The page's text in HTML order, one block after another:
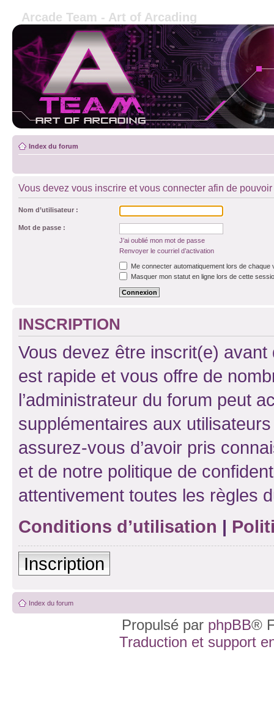
Arcade Team - Art of Arcading
Index du forum
Vous devez vous inscrire et vous connecter afin de
Nom d’utilisateur :
Mot de passe :
J’ai oublié mon mot de passe
Renvoyer le courriel d’activation
Me connecter automatiquement lors de chaque
Masquer mon statut en ligne lors de cette
INSCRIPTION
Vous devez être inscrit(e) avant
est rapide et vous offre de
l’administrateur du forum peut
supplémentaires aux
assurez-vous d’avoir pris
et de notre politique de
attentivement toutes les règles
Conditions d’utilisation |
Inscription
Index du forum
Propulsé par phpBB®
Traduction et support